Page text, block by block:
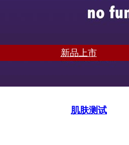
新品上市
肌肤测试